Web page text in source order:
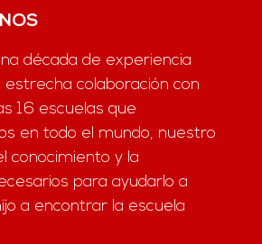
década de experiencia
colaboración con
16 escuelas que
en todo el mundo, nuestro
conocimiento y la
para ayudarlo a
a encontrar la escuela